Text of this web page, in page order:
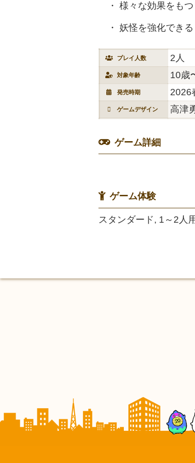
様々な効果をも
妖怪を強化でき
プレイ人数 2人
対象年齢 10歳
発売時期 2026
ゲームデザイン 高津
ゲーム詳細
ゲーム体験
スタンダード, 1～2人